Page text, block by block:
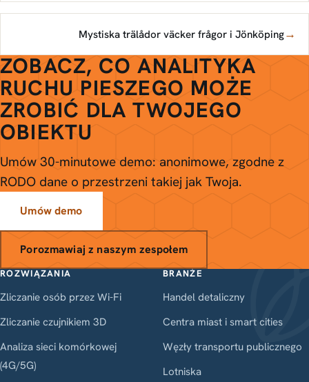
Mystiska trälådor väcker frågor i Jönköping→
ZOBACZ, CO ANALITYKA
RUCHU PIESZEGO MOŻE
ZROBIĆ DLA TWOJEGO
OBIEKTU
Umów 30-minutowe demo: anonimowe, zgodne z
RODO dane o przestrzeni takiej jak Twoja.
Umów demo
Porozmawiaj z naszym zespołem
ROZWIĄZANIA
Zliczanie osób przez Wi-Fi
Zliczanie czujnikiem 3D
Analiza sieci komórkowej
(4G/5G)
BRANŻE
Handel detaliczny
Centra miast i smart cities
Węzły transportu publicznego
Lotniska